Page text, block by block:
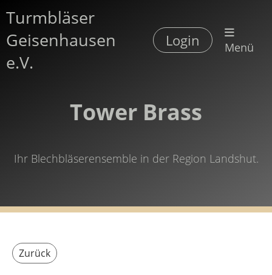
Turmbläser
Geisenhausen
e.V.
Login Menü
Tower Brass
Ihr Blechbläserensemble in der Region Landshut.
Zurück